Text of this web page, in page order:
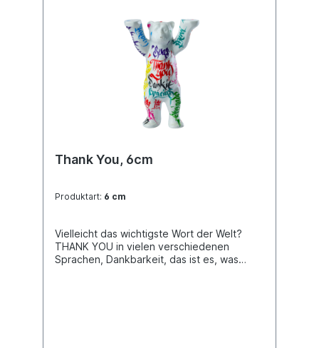
Thank You, 6cm
Produktart: 6 cm
Vielleicht das wichtigste Wort der Welt?
THANK YOU in vielen verschiedenen
Sprachen, Dankbarkeit, das ist es, was